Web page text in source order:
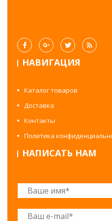
НАВИГАЦИЯ
Каталог товаров
Доставка
Контакты
Политика
НАПИСАТЬ НАМ